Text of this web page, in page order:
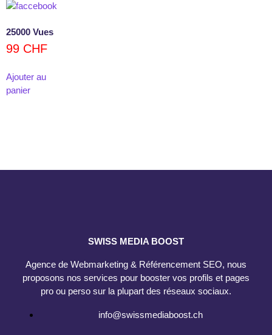
25000 Vues
99 CHF
Ajouter au
panier
SWISS MEDIA BOOST
Agence de Webmarketing & Référencement SEO, nous
proposons nos services pour booster vos profils et pages
pro ou perso sur la plupart des réseaux sociaux.
info@swissmediaboost.ch